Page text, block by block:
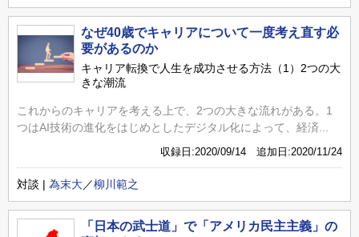
なぜ40歳でキャリアについて一度考え直す必
要があるのか
キャリア転換で人生を成功させる方法（1）2つの大
きな潮流
これからのキャリアを考える上で、2つの大きな流れがある。1
つはAI技術の進化をはじめとしたデジタル化によって、経済...
収録日:2020/09/14 追加日:2020/11/24
対談 | 為末大／柳川範之
「日本の武士道」で「アメリカ民主主義」の